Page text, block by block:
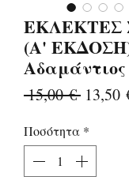
ΕΚΛΕΚΤΕΣ
(Α'
15,00 € 13,50
Ποσότητα *